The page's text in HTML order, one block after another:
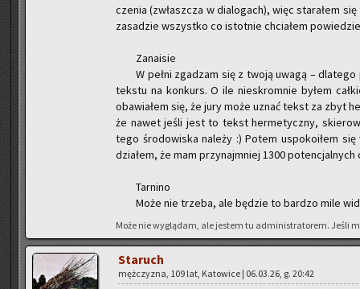
cze­nia (zwłasz­cza w dia­lo­gach), więc sta­ra­łem
za­sa­dzie wszyst­ko co istot­nie chcia­łem
Za­na­isie
W pełni zga­dzam się z twoją uwagą –
tek­stu na kon­kurs. O ile nie­skrom­nie byłem
oba­wia­łem się, że jury może uznać tekst za zbyt
że nawet jeśli jest to tekst her­me­tycz­ny,
tego śro­do­wi­ska na­le­ży :) Potem uspo­ko­iłem
dzia­łem, że mam przy­naj­mniej 1300 po­ten­cjal­nych
Tar­ni­no
Może nie trze­ba, ale bę­dzie to bar­dzo mile
Może nie wy­glą­dam, ale je­stem tu ad­mi­ni­stra­to­rem. Jeśli
Sta­ruch
męż­czy­zna, 109 lat, Ka­to­wi­ce | 06.03.26, g. 20:42